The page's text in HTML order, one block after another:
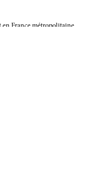
en France métropolitaine,